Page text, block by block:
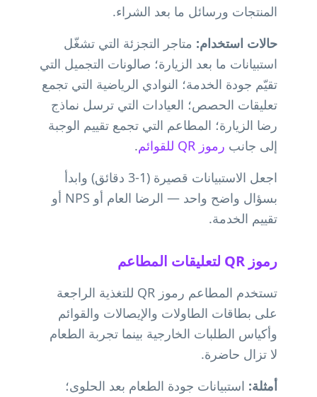
المنتجات ورسائل ما بعد الشراء.
حالات استخدام: متاجر التجزئة التي تشغّل
استبيانات ما بعد الزيارة؛ صالونات التجميل التي
تقيّم جودة الخدمة؛ النوادي الرياضية التي تجمع
تعليقات الحصص؛ العيادات التي ترسل نماذج
رضا الزيارة؛ المطاعم التي تجمع تقييم الوجبة
إلى جانب رموز QR للقوائم
.
اجعل الاستبيانات قصيرة (1-3 دقائق) وابدأ
بسؤال واضح واحد — الرضا العام أو NPS أو
تقييم الخدمة.
رموز QR لتعليقات المطاعم
تستخدم المطاعم رموز QR للتغذية الراجعة
على بطاقات الطاولات والإيصالات والقوائم
وأكياس الطلبات الخارجية بينما تجربة الطعام
لا تزال حاضرة.
أمثلة: استبيانات جودة الطعام بعد الحلوى؛